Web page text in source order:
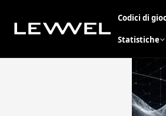
Codici di
Statistiche